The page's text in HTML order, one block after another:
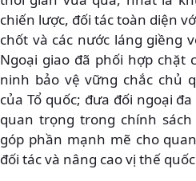
chiến lược, đối tác toàn diện
chốt và các nước láng giềng
Ngoại giao đã phối hợp chặt
ninh bảo vệ vững chắc chủ
của Tổ quốc; đưa đối ngoại
quan trọng trong chính
góp phần mạnh mẽ cho
đối tác và nâng cao vị thế